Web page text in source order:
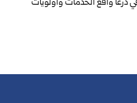
درعا واقع الخدمات وأولويات